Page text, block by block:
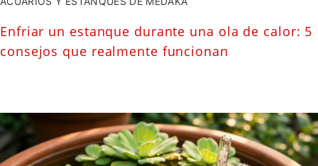
Enfriar un estanque durante una ola de calor: 5
consejos que realmente funcionan